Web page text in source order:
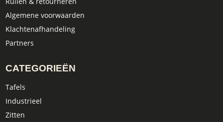
Algemene voorwaarden
Klachtenafhandeling
Partners
CATEGORIEËN
Tafels
Industrieel
Zitten